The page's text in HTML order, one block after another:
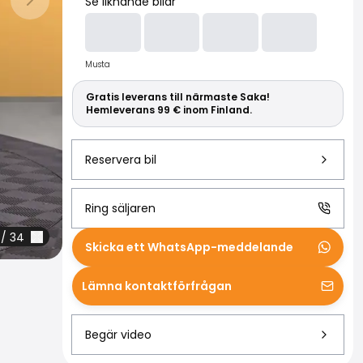
Nästa bild
34
Musta
Gratis leverans till närmaste Saka!
Hemleverans 99 € inom Finland.
Reservera bil
Skicka ett WhatsApp-meddelande
Ring säljaren
Lämna kontaktförfrågan
Begär video